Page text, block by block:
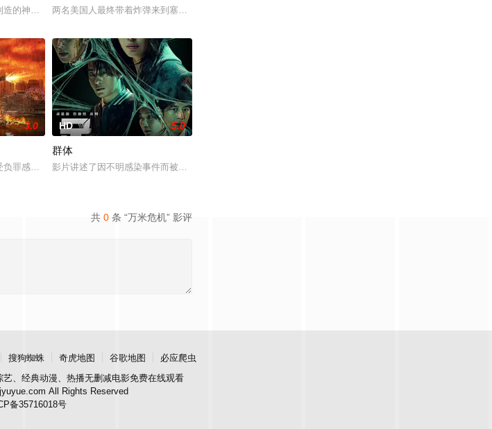
中大多数人在鸦片生意方面活动，并且
动魄的较量。三年后，杨天追查战友马超遇害案件，抽丝剥茧，掀出袁
的神秘病毒逃脱控制时，世界陷入混乱。一种医学异常迅速演变为一种全球现象，在两大洲以怪异、不可预测的
两名美国人最终带着炸弹来到塞内加尔达喀尔，花了十个小时才找到原因。
杀案，让他与财阀出身的精英新人刑警
他们迅速消灭了试图阻止他们的军队。 现在阻止外星人的唯一希望，在
3.0
罪感折磨，在绝症逼近之际争分夺秒，重返旧日世界，为高利贷受害者复仇。
HD 5.0
群体
影片讲述了因不明感染事件而被封锁的建筑内，孤立无援的幸存者们对抗以无法预测形态进化的感染者的故事
共 0 条 “万米危机” 影评
搜狗蜘蛛 奇虎地图 谷歌地图
必应爬虫
、经典动漫、热播无删减电影免费在线观看
All Rights Reserved
备35716018号